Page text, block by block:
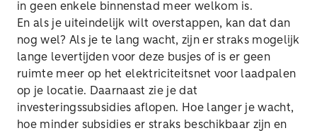
in geen enkele binnenstad meer welkom is.
En als je uiteindelijk wilt overstappen, kan dat dan
nog wel? Als je te lang wacht, zijn er straks mogelijk
lange levertijden voor deze busjes of is er geen
ruimte meer op het elektriciteitsnet voor laadpalen
op je locatie. Daarnaast zie je dat
investeringssubsidies aflopen. Hoe langer je wacht,
hoe minder subsidies er straks beschikbaar zijn en